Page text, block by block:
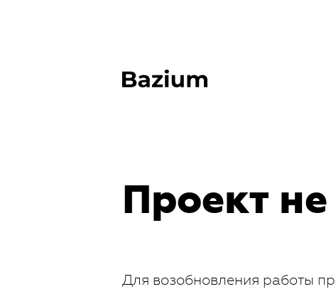
Проект
Для возобновления работы